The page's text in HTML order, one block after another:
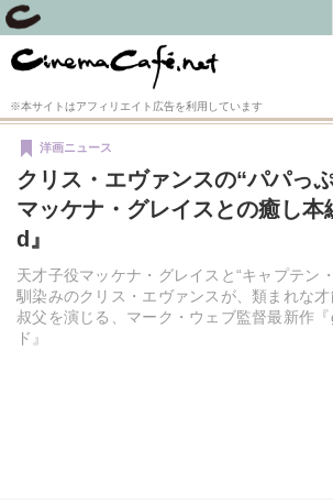
※本サイトはアフィリエイト広告を利用しています
クリス・エヴァンスの“パパっ
マッケナ・グレイスとの癒し
d』
天才子役マッケナ・グレイスと“キャプテン
馴染みのクリス・エヴァンスが、類まれな
叔父を演じる、マーク・ウェブ監督最新作
ド』
洋画ニュース